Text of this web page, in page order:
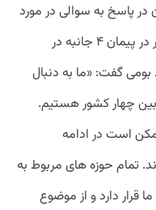
در پاسخ به سوالی در مورد
احتمال همکاری ایران با کشورهای حاضر در پیمان ۴ جانبه در
گفت: «ما به دنبال
ایجاد یک پیمان منطقه‌ای در حوزه ICT بین چهار کشور هستیم.
است در ادامه
تمام حوزه های مربوط به
قرار دارد و از موضوع